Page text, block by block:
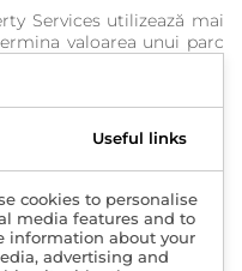
Services utilizează mai
valoarea unui parc
deoarece
în mare parte de
venituri. Veniturile sunt
de producție de
a energiei către
implică calcularea
a parcului și
Useful links
cookies to personalise
media features and to
information about your
advertising and